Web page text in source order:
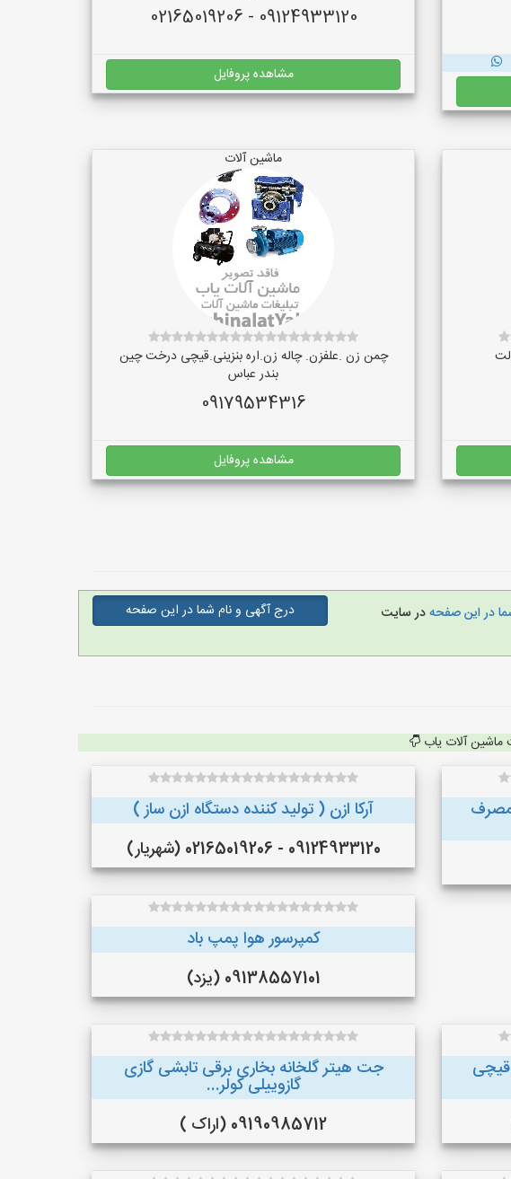
09124933120 - 02165019206
مشاهده پروفایل
ماشین آلات
چمن زن .علفزن. چاله زن.اره بنزینی.قیچی درخت چین
بندر عباس
09179534316
مشاهده پروفایل
در این صفحهدر سایت
درج آگهی و نام شما در این صفحه
ماشین آلات یاب
مصرف
آرکا ازن ( تولید کننده دستگاه ازن ساز )
09124933120 - 02165019206 (شهریار)
کمپرسور هوا پمپ باد
09138557101 (یزد)
جت هیتر گلخانه بخاری برقی تابشی گازی
گازوییلی کولر...
09190985712 (اراک )